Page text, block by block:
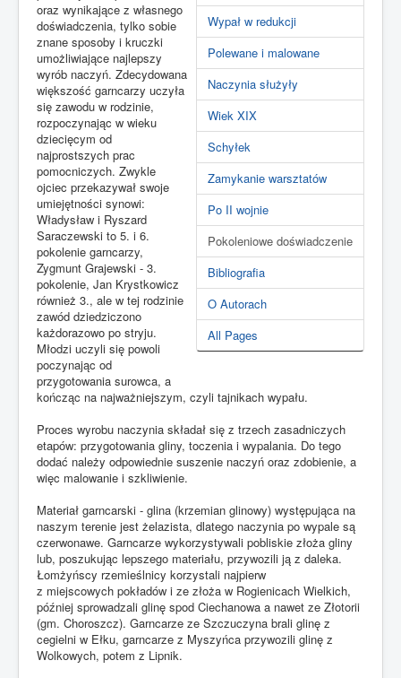
Wypał w redukcji
Polewane i malowane
Naczynia służyły
Wiek XIX
Schyłek
Zamykanie warsztatów
Po II wojnie
Pokoleniowe doświadczenie
Bibliografia
O Autorach
All Pages
oraz wynikające z własnego
doświadczenia, tylko sobie
znane sposoby i kruczki
umożliwiające najlepszy
wyrób naczyń. Zdecydowana
większość garncarzy uczyła
się zawodu w rodzinie,
rozpoczynając w wieku
dziecięcym od
najprostszych prac
pomocniczych. Zwykle
ojciec przekazywał swoje
umiejętności synowi:
Władysław i Ryszard
Saraczewski to 5. i 6.
pokolenie garncarzy,
Zygmunt Grajewski - 3.
pokolenie, Jan Krystkowicz
również 3., ale w tej rodzinie
zawód dziedziczono
każdorazowo po stryju.
Młodzi uczyli się powoli
poczynając od
przygotowania surowca, a
kończąc na najważniejszym, czyli tajnikach wypału.
Proces wyrobu naczynia składał się z trzech zasadniczych
etapów: przygotowania gliny, toczenia i wypalania. Do tego
dodać należy odpowiednie suszenie naczyń oraz zdobienie, a
więc malowanie i szkliwienie.
Materiał garncarski - glina (krzemian glinowy) występująca na
naszym terenie jest żelazista, dlatego naczynia po wypale są
czerwonawe. Garncarze wykorzystywali pobliskie złoża gliny
lub, poszukując lepszego materiału, przywozili ją z daleka.
Łomżyńscy rzemieślnicy korzystali najpierw
z miejscowych pokładów i ze złoża w Rogienicach Wielkich,
później sprowadzali glinę spod Ciechanowa a nawet ze Złotorii
(gm. Choroszcz). Garncarze ze Szczuczyna brali glinę z
cegielni w Ełku, garncarze z Myszyńca przywozili glinę z
Wolkowych, potem z Lipnik.